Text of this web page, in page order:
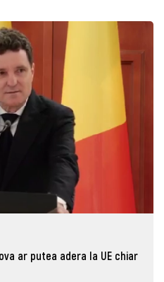
ar putea adera la UE chiar